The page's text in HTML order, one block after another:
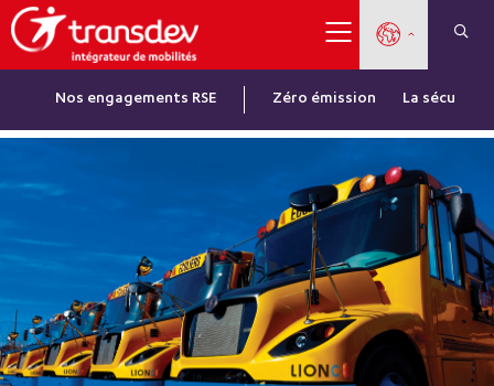
Nos engagements RSE Zéro émission La sécurité